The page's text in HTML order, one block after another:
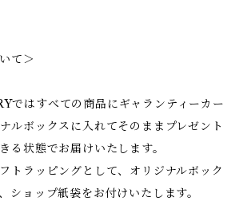
て＞
ではすべての商品にギャランティーカー
ルボックスに入れてそのままプレゼント
る状態でお届けいたします。
トラッピングとして、オリジナルボック
ショップ紙袋をお付けいたします。